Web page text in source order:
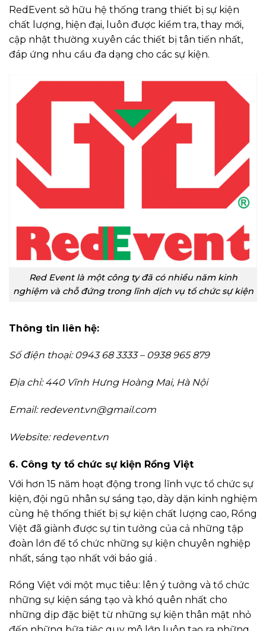
RedEvent sở hữu hệ thống trang thiết bị sự kiện
chất lượng, hiện đại, luôn được kiểm tra, thay mới,
cập nhật thường xuyên các thiết bị tân tiến nhất,
đáp ứng nhu cầu đa dạng cho các sự kiện.
Red Event là một công ty đã có nhiều năm kinh
nghiệm và chỗ đứng trong lĩnh dịch vụ tổ chức sự kiện
Thông tin liên hệ:
Số điện thoại: 0943 68 3333 – 0938 965 879
Địa chỉ: 440 Vĩnh Hưng Hoàng Mai, Hà Nội
Email:redevent.vn@gmail.com
Website: redevent.vn
6. Công ty tổ chức sự kiện Rồng Việt
Với hơn 15 năm hoạt động trong lĩnh vực tổ chức sự
kiện, đội ngũ nhân sự sáng tạo, dày dặn kinh nghiệm
cùng hệ thống thiết bị sự kiện chất lượng cao, Rồng
Việt đã giành được sự tin tưởng của cả những tập
đoàn lớn để tổ chức những sự kiện chuyên nghiệp
nhất, sáng tạo nhất với báo giá .
Rồng Việt với một mục tiêu: lên ý tưởng và tổ chức
những sự kiện sáng tạo và khó quên nhất cho
những dịp đặc biệt từ những sự kiện thân mật nhỏ